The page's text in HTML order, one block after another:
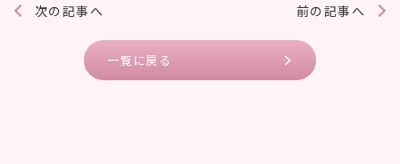
前の記事へ
次の記事へ
一覧に戻る